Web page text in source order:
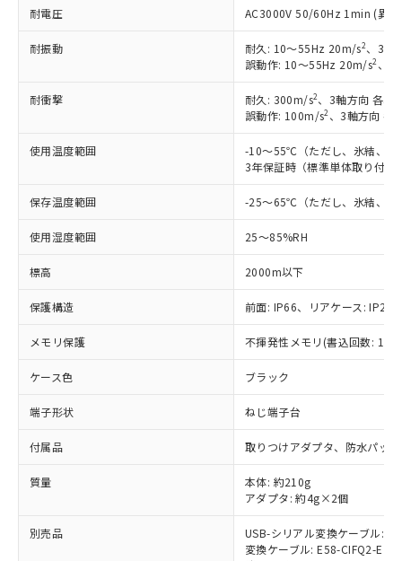
耐電圧 AC3000V 50/60Hz 1min (異極
耐振動 耐久: 10～55Hz 20m/s2、3軸
誤動作: 10～55Hz 20m/s2 、3
耐衝撃 耐久: 300m/s2、3軸方向 各3回
誤動作: 100m/s2 、3軸方向 各
使用温度範囲
-10～55℃（ただし、氷結、結
3年保証時（標準単体取り付
保存温度範囲 -25～65℃（ただし、氷結、結
使用湿度範囲 25～85%RH
標高 2000m以下
保護構造 前面: IP66、リアケース: IP20
メモリ保護 不揮発性メモリ(書込回数: 100
ケース色 ブラック
端子形状 ねじ端子台
付属品 取りつけアダプタ、防水パッ
質量
本体: 約210g
アダプタ: 約4g×2個
別売品
USB-シリアル変換ケーブル:
変換ケーブル: E58-CIFQ2-E
本サービスは、当社制御機器事業取扱
商品の当社在庫状況および標準価格
(税抜)を提供させていただくもので
当社制御機器事業取扱商品の中には、
本サービスの対象外となる商品もある
ことをご了承ください。
在庫状況および標準価格照会結果は、
記載している更新日時点での社内デー
タに基づき作成されるものであり、閲
覧された時点での実際の在庫および標
準価格とは異なる場合があることをご
正式な納期状況および標準価格はお客
様のお取引先、またはお客様担当のオ
ムロン制御機器販売店・当社販売員に
販売ネットワーク
」をご確認
在庫状況および標準価格結果を当社の
事前の承諾なく第三者に漏洩または開
示しないようお願いします。
マイパーツ機能（部品リスト作成サー
ビス）をご利用いただくには、I-Web
メンバーズにご登録されている必要が
お客様が当ウェブサイト上で当社にご
登録された部品リストについて、当社
非含有の対応状況を調査中または確認中の
非該当品：ライセンス料など無形物で、有
害物質有無と関係のない商品です。
仕入先様の事情により、非含有部品として
いたものが、含有品と判明した場合などや
むを得ず変更することがあります。
鉛(Pb) 1000ppm以下、 水銀(Hg) 1000ppm以下、 カド
ミウム(Cd) 100ppm以下、
六価クロム(Cr(Ⅵ)) 1000ppm以下、ポリ臭化ビフェニル
(PBDE) 1000ppm以下、フタル酸ビス(2-エチルヘキシ
ル) (DEHP)(別名：DOP) 1000ppm以下、フタル酸ブチ
ルベンジル（BBP） 1000ppm以下、フタル酸ジブチル
（DBP） 1000ppm以下、フタル酸ジイソブチル
但し、RoHS指令で産業用監視および制御機器に対する
フタル酸エステル類の４物質については閾値を超える意
図的な使用がないことを確認しています。
月が前後することがあります。
※3 非含有証明書ダウンロード
「○」：最大均質材料含有率が中国RoHSの
基準値以下であることを示します。
「×」：最大均質材料含有率が中国RoHSの
基準値を超えていることを示します。
「－」：未確認です。当社販売部門へお問
い合わせください。
*中国RoHS10物質の基準値 (GB/T26572)：
Pb(鉛) :1000ppm、 Hg(水銀) : 1000ppm、 Cd(カドミウ
ニル類) : 1000ppm、 PBDEs(ポリ臭化ジフェニルエーテ
DBP(フタル酸ジブチル) : 1000ppm、 DIBP(フタル酸ジ
イソブチル) : 1000ppm、 BBP(フタル酸ブチルベンジ
DEHP(フタル酸ビス(2-エチルヘキシル)) : 1000ppm
「ｅ」：有害物質（10物質）のすべてが基
準値以下であることを示します。
質が外部に漏えいし、環境に深刻な影響を
及ぼさない年数を意味します。
「－」：未確認です。当社販売部門へお問
当社は、これら貴社製品のうち、外国
為替および外国貿易法に定める商品
（以下｢規制貨物等」という）を輸出
または国外への提供する場合は、日本
国政府の輸出許可(または役務取引許
可)を取得するなどの必要な手続きを
当社は規制貨物を破棄する場合は、完
全に破砕するなど、違法に輸出されな
いよう必要な手段を講じます。
当社は貴社製品を、核兵器、ミサイ
ル、化学兵器、生物兵器またはその他
武器並びにこれらの製造装置等に一切
当社は、貴社製品を第三者に販売する
該第三者に通知します。また当社は、
販売先および販売に係わる関係者が違
法に輸出するおそれがある場合は、取
り引きをいたしません。
号
○ 一定数以上の在庫あり
一定数には満たないが在庫あり
在庫なし(最新の在庫状況につ
いては、お客様のお取引先、ま
機器販売店・当社販売員にご確
受注生産機種、また在庫状況の
情報を公開していない機種